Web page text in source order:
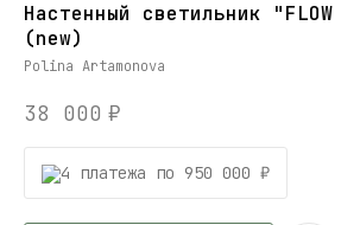
Настенный светильник
(new)
Polina Artamonova
38 000 ₽
4 платежа по 950 000 ₽